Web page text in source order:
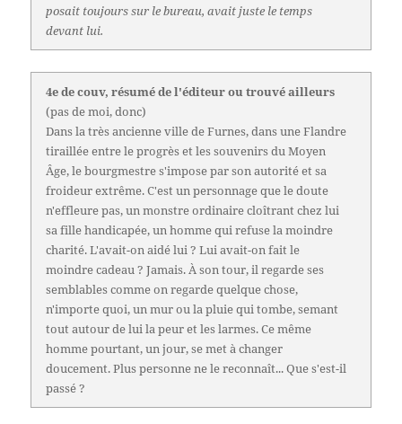
posait toujours sur le bureau, avait juste le temps
devant lui.
4e de couv, résumé de l'éditeur ou trouvé ailleurs
(pas de moi, donc)
Dans la très ancienne ville de Furnes, dans une Flandre
tiraillée entre le progrès et les souvenirs du Moyen
Âge, le bourgmestre s'impose par son autorité et sa
froideur extrême. C'est un personnage que le doute
n'effleure pas, un monstre ordinaire cloîtrant chez lui
sa fille handicapée, un homme qui refuse la moindre
charité. L'avait-on aidé lui ? Lui avait-on fait le
moindre cadeau ? Jamais. À son tour, il regarde ses
semblables comme on regarde quelque chose,
n'importe quoi, un mur ou la pluie qui tombe, semant
tout autour de lui la peur et les larmes. Ce même
homme pourtant, un jour, se met à changer
doucement. Plus personne ne le reconnaît... Que s'est-il
passé ?